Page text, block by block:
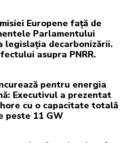
Europene față de
Parlamentului
legislația decarbonizării.
asupra PNRR.
pentru energia
Executivul a prezentat
cu o capacitate totală
peste 11 GW